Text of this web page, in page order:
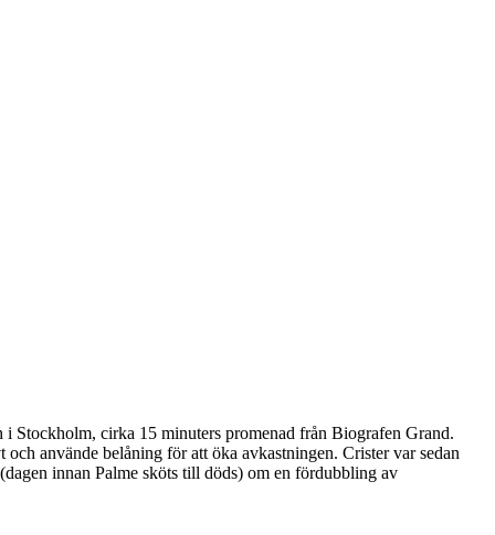
Stockholm, cirka 15 minuters promenad från Biografen Grand.
använde belåning för att öka avkastningen. Crister var sedan
innan Palme sköts till döds) om en fördubbling av